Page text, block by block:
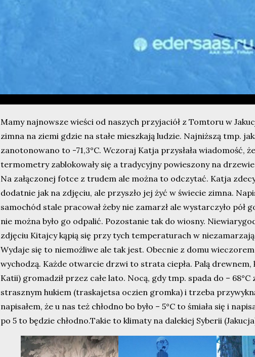
Mamy najnowsze wieści od naszych przyjaciół z Tomtoru w
zimna na ziemi gdzie na stałe mieszkają ludzie. Najniższą tmp.
zanotonowano to -71,3°C. Wczoraj Katja przysłała wiadomość,
termometry zablokowały się a tradycyjny powieszony na drzewie
Na załączonej fotce z trudem ale można to odczytać. Katja
dodatnie jak na zdjęciu, ale przyszło jej żyć w świecie zimna.
samochód stale pracował żeby nie zamarzł ale wystarczyło pół
nie można było go odpalić. Pozostanie tak do wiosny.
zdjęciu Kitajcy kąpią się przy tych temperaturach w
Wydaje się to niemożliwe ale tak jest. Obecnie z domu
wychodzą. Każde otwarcie drzwi to strata ciepła. Palą
Katii) gromadził przez całe lato. Nocą, gdy tmp. spada do – 68°C
strasznym hukiem (traskajetsa oczien gromka) i trzeba
napisałem, że u nas też chłodno bo było – 5°C to śmiała się i
po 5 to będzie chłodno.Takie to klimaty na dalekiej Syberii